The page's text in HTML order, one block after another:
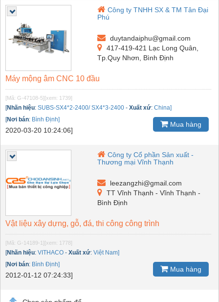
Công ty TNHH SX & TM Tân Đại
Phú
duytandaiphu@gmail.com
417-419-421 Lạc Long Quân,
Tp.Quy Nhơn, Bình Định
Máy mộng âm CNC 10 đầu
[Mã: G-47108-5][xem: 1739]
[Nhãn hiệu: SUBS-SX4*2-2400/ SX4*3-2400 - Xuất xứ: China]
[Nơi bán: Bình Định]
2020-03-20 10:24:06]
Mua hàng
Công ty Cổ phần Sản xuất -
Thương mại Vĩnh Thạnh
leezangzhi@gmail.com
TT Vĩnh Thạnh - Vĩnh Thạnh -
Bình Định
Vật liệu xây dựng, gỗ, đá, thi công công trình
[Mã: G-14189-1][xem: 1778]
[Nhãn hiệu: VITHACO - Xuất xứ: Việt Nam]
[Nơi bán: Bình Định]
2012-01-12 07:24:33]
Mua hàng